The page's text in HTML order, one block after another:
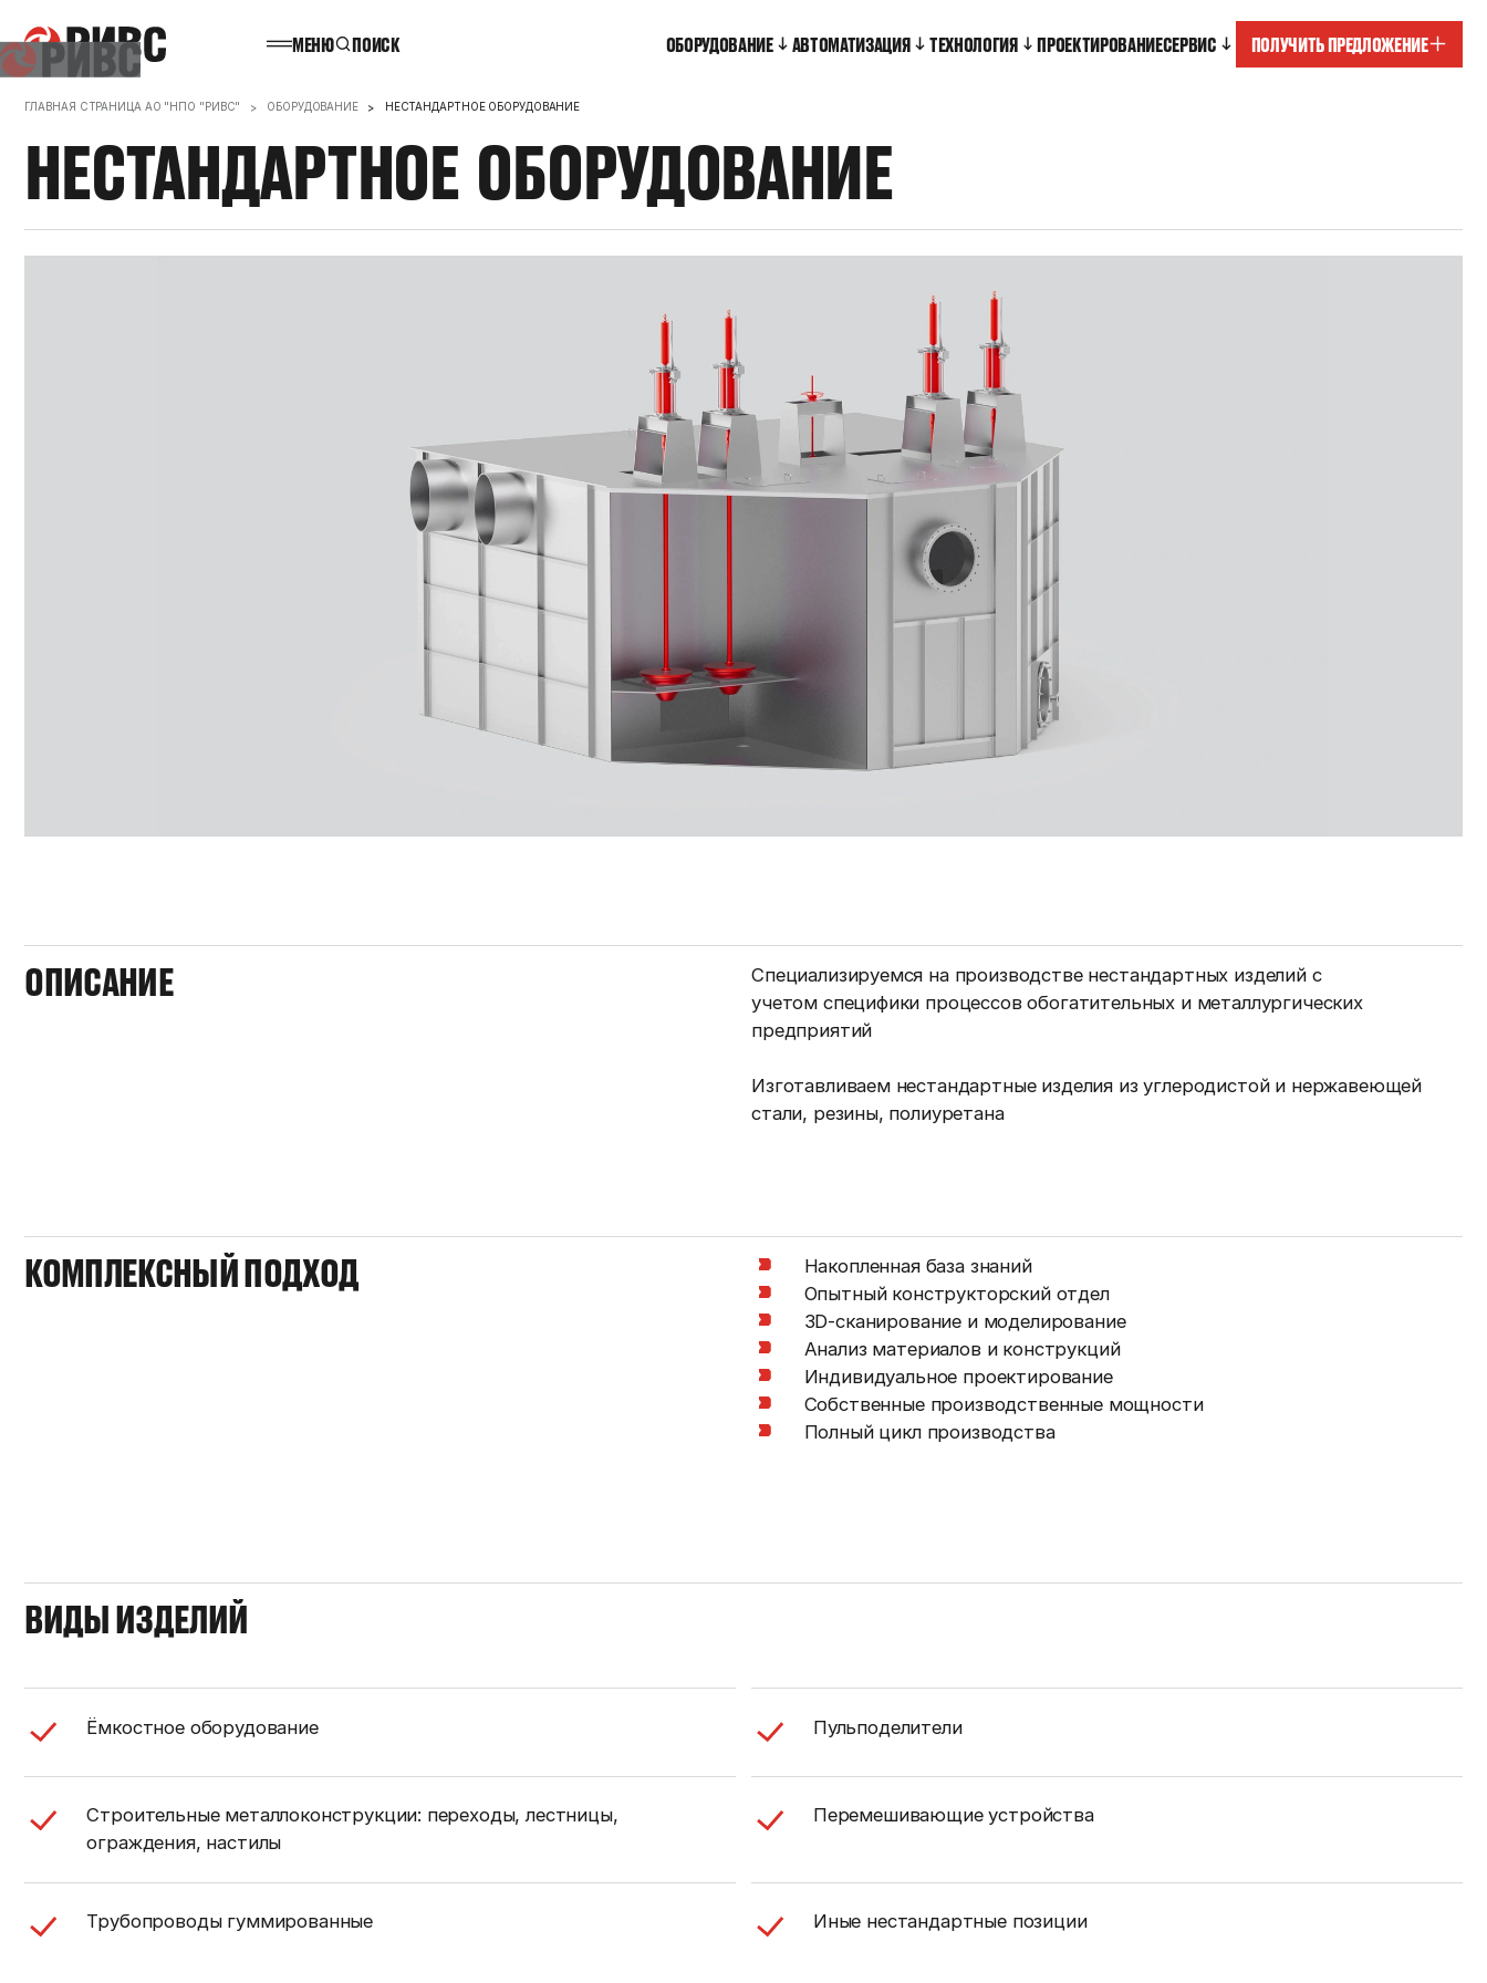
МЕНЮ ПОИСК ОБОРУДОВАНИЕ АВТОМАТИЗАЦИЯ ТЕХНОЛОГИЯ ПРОЕКТИРОВАНИЕСЕРВИС ПОЛУЧИТЬ ПРЕДЛОЖЕНИЕ
НАЗАД
ГЛАВНАЯ СТРАНИЦА АО "НПО "РИВС" ОБОРУДОВАНИЕ НЕСТАНДАРТНОЕ ОБОРУДОВАНИЕ
НЕСТАНДАРТНОЕ ОБОРУДОВАНИЕ
ОПИСАНИЕ
Специализируемся на производстве нестандартных изделий с
учетом специфики процессов обогатительных и металлургических
предприятий
Изготавливаем нестандартные изделия из углеродистой и нержавеющей
стали, резины, полиуретана
КОМПЛЕКСНЫЙ ПОДХОД
Накопленная база знаний
Опытный конструкторский отдел
3D-сканирование и моделирование
Анализ материалов и конструкций
Индивидуальное проектирование
Собственные производственные мощности
Полный цикл производства
ВИДЫ ИЗДЕЛИЙ
Ёмкостное оборудование Пульподелители
Строительные металлоконструкции: переходы, лестницы,
ограждения, настилы
Перемешивающие устройства
Трубопроводы гуммированные Иные нестандартные позиции